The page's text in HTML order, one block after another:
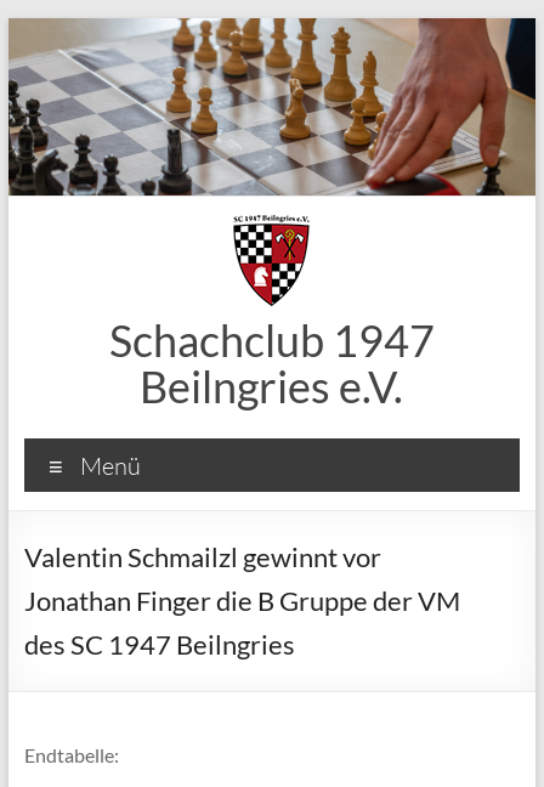
Inhalt
springen
Schachclub 1947
Beilngries e.V.
Menü
Valentin Schmailzl gewinnt vor
Jonathan Finger die B Gruppe der VM
des SC 1947 Beilngries
Endtabelle: